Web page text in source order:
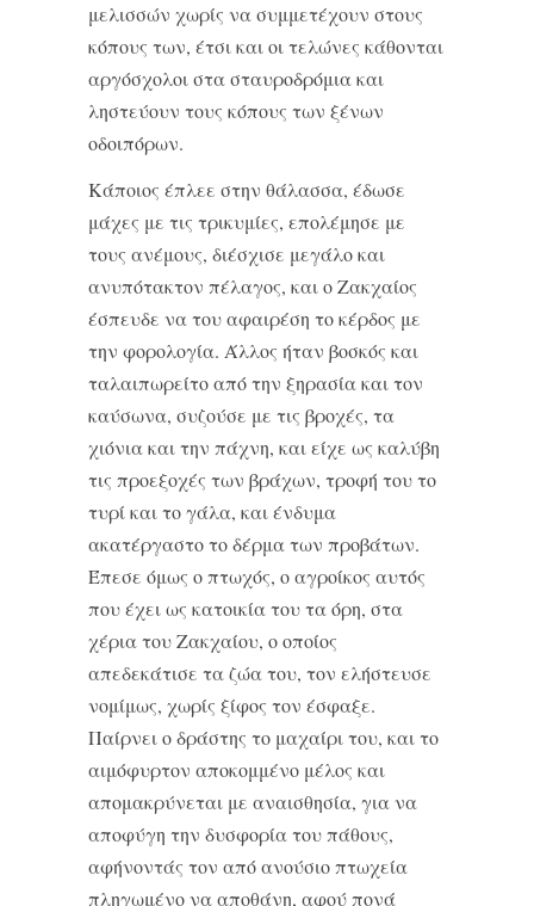
μελισσών χωρίς να συμμετέχουν στους
κόπους των, έτσι και οι τελώνες κάθονται
αργόσχολοι στα σταυροδρόμια και
ληστεύουν τους κόπους των ξένων
οδοιπόρων.
Κάποιος έπλεε στην θάλασσα, έδωσε
μάχες με τις τρικυμίες, επολέμησε με
τους ανέμους, διέσχισε μεγάλο και
ανυπότακτον πέλαγος, και ο Ζακχαίος
έσπευδε να του αφαιρέση το κέρδος με
την φορολογία. Άλλος ήταν βοσκός και
ταλαιπωρείτο από την ξηρασία και τον
καύσωνα, συζούσε με τις βροχές, τα
χιόνια και την πάχνη, και είχε ως καλύβη
τις προεξοχές των βράχων, τροφή του το
τυρί και το γάλα, και ένδυμα
ακατέργαστο το δέρμα των προβάτων.
Έπεσε όμως ο πτωχός, ο αγροίκος αυτός
που έχει ως κατοικία του τα όρη, στα
χέρια του Ζακχαίου, ο οποίος
απεδεκάτισε τα ζώα του, τον ελήστευσε
νομίμως, χωρίς ξίφος τον έσφαξε.
Παίρνει ο δράστης το μαχαίρι του, και το
αιμόφυρτον αποκομμένο μέλος και
απομακρύνεται με αναισθησία, για να
αποφύγη την δυσφορία του πάθους,
αφήνοντάς τον από ανούσιο πτωχεία
πληγωμένο να αποθάνη, αφού πονά